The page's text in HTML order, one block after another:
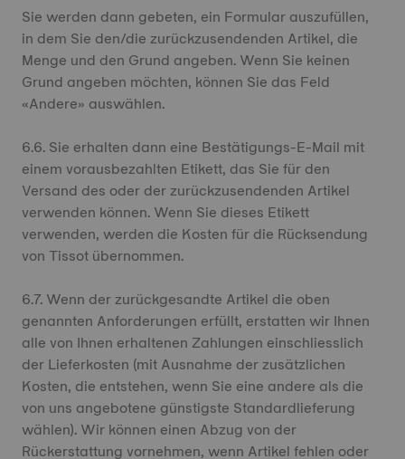
Sie werden dann gebeten, ein Formular auszufüllen,
in dem Sie den/die zurückzusendenden Artikel, die
Menge und den Grund angeben. Wenn Sie keinen
Grund angeben möchten, können Sie das Feld
«Andere» auswählen.
6.6. Sie erhalten dann eine Bestätigungs-E-Mail mit
einem vorausbezahlten Etikett, das Sie für den
Versand des oder der zurückzusendenden Artikel
verwenden können. Wenn Sie dieses Etikett
verwenden, werden die Kosten für die Rücksendung
von Tissot übernommen.
6.7. Wenn der zurückgesandte Artikel die oben
genannten Anforderungen erfüllt, erstatten wir Ihnen
alle von Ihnen erhaltenen Zahlungen einschliesslich
der Lieferkosten (mit Ausnahme der zusätzlichen
Kosten, die entstehen, wenn Sie eine andere als die
von uns angebotene günstigste Standardlieferung
wählen). Wir können einen Abzug von der
Rückerstattung vornehmen, wenn Artikel fehlen oder